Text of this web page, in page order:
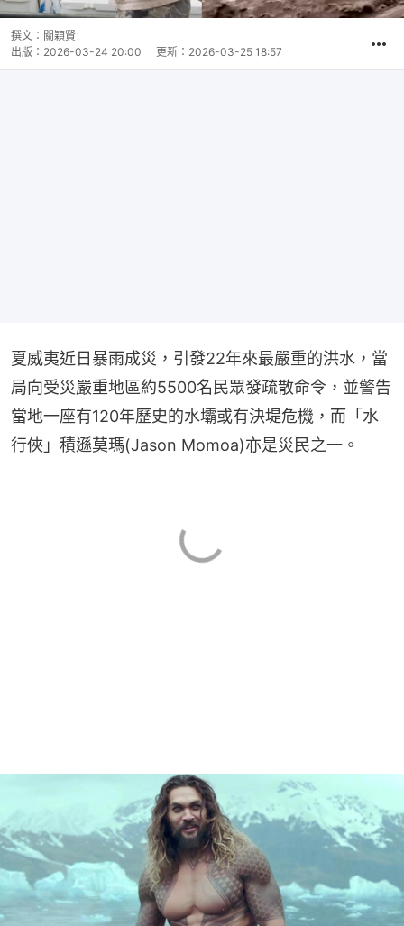
撰文： 關穎賢
出版： 2026-03-24 20:00 更新： 2026-03-25 18:57
夏威夷近日暴雨成災，引發22年來最嚴重的洪水，當
局向受災嚴重地區約5500名民眾發疏散命令，並警告
當地一座有120年歷史的水壩或有決堤危機，而「水
行俠」積遜莫瑪(Jason Momoa)亦是災民之一。